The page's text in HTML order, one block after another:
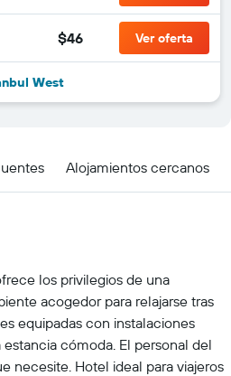
$46 Ver oferta
West
Alojamientos cercanos
los privilegios de una
acogedor para relajarse tras
equipadas con instalaciones
estancia cómoda. El personal del
necesite. Hotel ideal para viajeros